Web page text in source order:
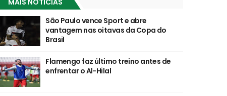
São Paulo vence Sport e abre
vantagem nas oitavas da Copa do
Brasil
Flamengo faz último treino antes de
enfrentar o Al-Hilal